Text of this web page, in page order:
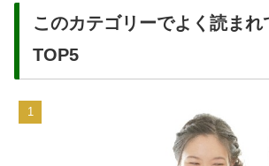
このカテゴリーでよく読ま
TOP5